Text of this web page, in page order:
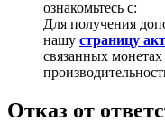
Precious Metals
Trade Gold & Silver
ознакомьтесь с:
Для получения
нашу страницу
связанных
Отказ от